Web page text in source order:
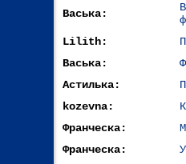
Васька:
Lilith:
Васька:
Астилька:
kozevna:
Франческа:
Франческа: